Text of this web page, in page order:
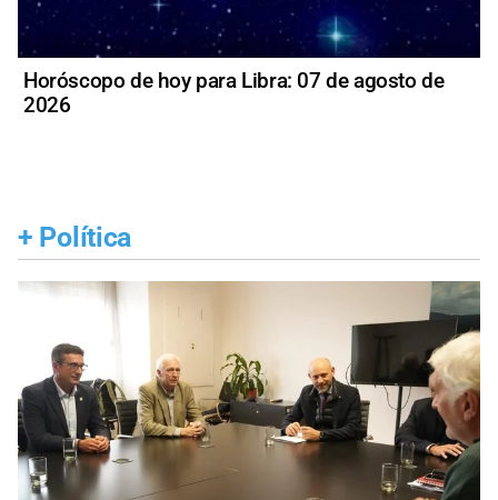
Horóscopo de hoy para Libra: 07 de agosto de
2026
+ Política